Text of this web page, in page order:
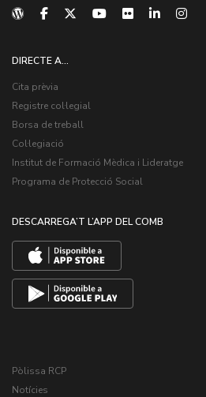
DIRECTE A...
Cita prèvia
Registre col·legial
Borsa de treball
Col·legiació
Institut de Formació Mèdica i Lideratge
Programa de Protecció Social
DESCARREGA’T L’APP DEL COMB
Pòlissa RCP
Notícies